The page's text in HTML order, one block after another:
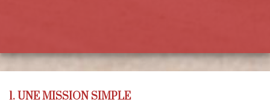
1. UNE MISSION SIMPLE